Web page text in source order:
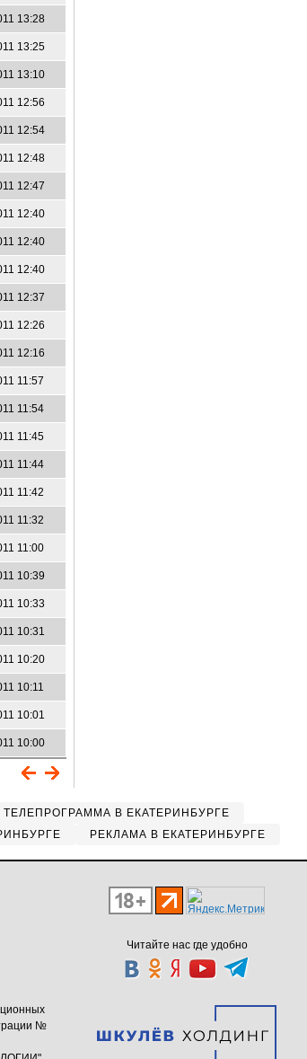
13:28
13:25
13:10
12:56
12:54
12:48
12:47
12:40
12:40
12:40
12:37
12:26
12:16
11:57
11:54
11:45
11:44
11:42
11:32
11:00
10:39
10:33
10:31
10:20
10:11
10:01
10:00
ТЕЛЕПРОГРАММА В ЕКАТЕРИНБУРГЕ
РЕКЛАМА В ЕКАТЕРИНБУРГЕ
Читайте нас где удобно
№